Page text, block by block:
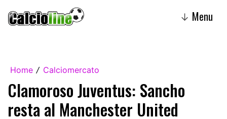
↓ Menu
Home / Calciomercato
Clamoroso Juventus: Sancho
resta al Manchester United